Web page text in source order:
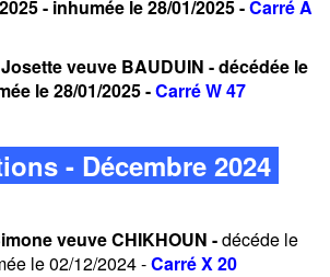
- inhumée le 28/01/2025 -Carré A
veuve BAUDUIN - décédée le
le 28/01/2025 -Carré W 47
- Décembre 2024
veuve CHIKHOUN -décéde le
le 02/12/2024 -Carré X 20